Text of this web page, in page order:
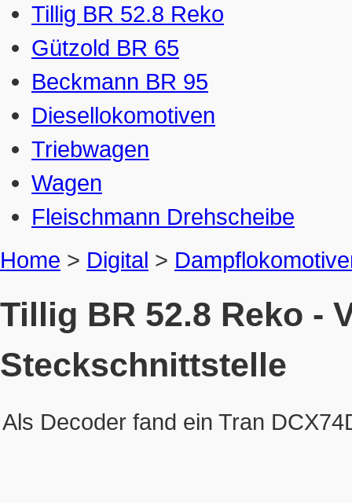
Tillig BR 52.8 Reko
Gützold BR 65
Beckmann BR 95
Diesellokomotiven
Triebwagen
Wagen
Fleischmann Drehscheibe
Home > Digital >
Tillig BR 52.8 Reko -
Steckschnittstelle
Als Decoder fand ein Tran